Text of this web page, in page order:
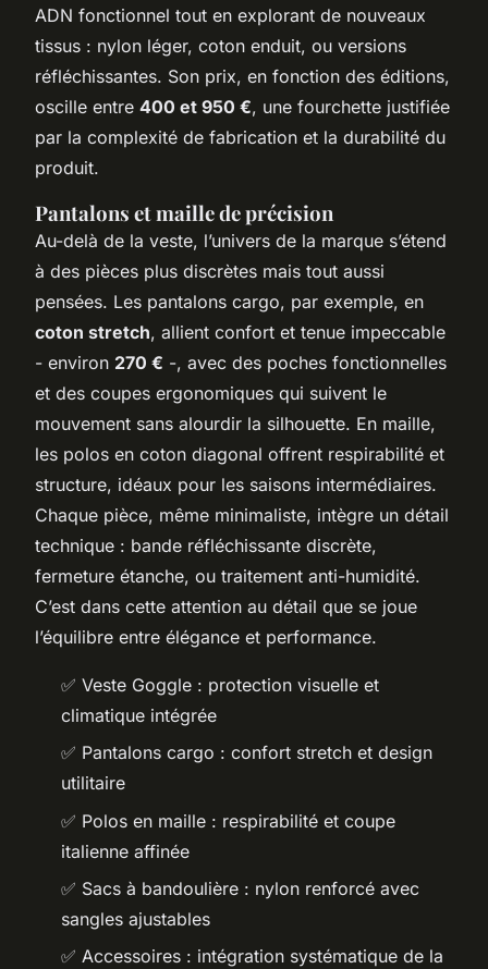
ADN fonctionnel tout en explorant de nouveaux
tissus : nylon léger, coton enduit, ou versions
réfléchissantes. Son prix, en fonction des éditions,
oscille entre 400 et 950 €, une fourchette justifiée
par la complexité de fabrication et la durabilité du
produit.
Pantalons et maille de précision
Au-delà de la veste, l’univers de la marque s’étend
à des pièces plus discrètes mais tout aussi
pensées. Les pantalons cargo, par exemple, en
coton stretch, allient confort et tenue impeccable
- environ 270 € -, avec des poches fonctionnelles
et des coupes ergonomiques qui suivent le
mouvement sans alourdir la silhouette. En maille,
les polos en coton diagonal offrent respirabilité et
structure, idéaux pour les saisons intermédiaires.
Chaque pièce, même minimaliste, intègre un détail
technique : bande réfléchissante discrète,
fermeture étanche, ou traitement anti-humidité.
C’est dans cette attention au détail que se joue
l’équilibre entre élégance et performance.
✅ Veste Goggle : protection visuelle et
climatique intégrée
✅ Pantalons cargo : confort stretch et design
utilitaire
✅ Polos en maille : respirabilité et coupe
italienne affinée
✅ Sacs à bandoulière : nylon renforcé avec
sangles ajustables
✅ Accessoires : intégration systématique de la